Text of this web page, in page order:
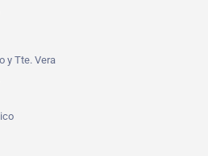
y Tte. Vera